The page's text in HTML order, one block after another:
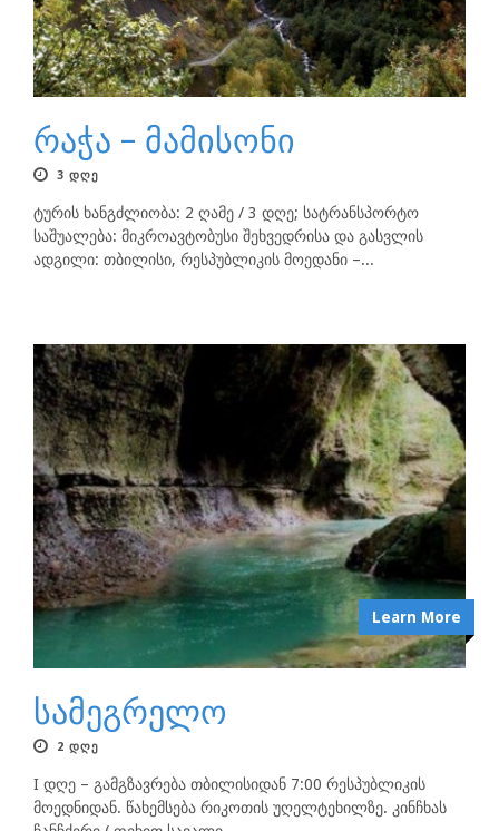
რაჭა – მამისონი
3 ᲓᲦᲔ
ტურის ხანგძლიობა: 2 ღამე / 3 დღე; სატრანსპორტო
საშუალება: მიკროავტობუსი შეხვედრისა და გასვლის
ადგილი: თბილისი, რესპუბლიკის მოედანი –...
Learn More
სამეგრელო
2 ᲓᲦᲔ
I დღე – გამგზავრება თბილისიდან 7:00 რესპუბლიკის
მოედნიდან. წახემსება რიკოთის უღელტეხილზე. კინჩხას